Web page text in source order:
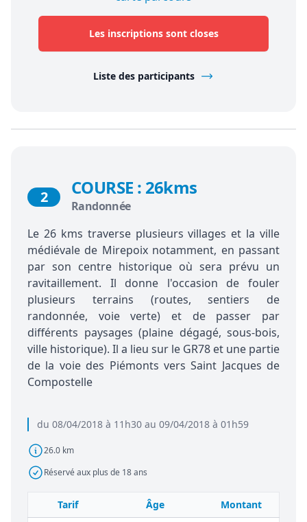
Les inscriptions sont closes
Liste des participants
du 08/04/2018 à 11h30 au 09/04/2018 à 01h59
26.0 km
Réservé aux plus de 18 ans
2 COURSE : 26kms
Randonnée
Le 26 kms traverse plusieurs villages et la ville
médiévale de Mirepoix notamment, en passant
par son centre historique où sera prévu un
ravitaillement. Il donne l'occasion de fouler
plusieurs terrains (routes, sentiers de
randonnée, voie verte) et de passer par
différents paysages (plaine dégagé, sous-bois,
ville historique). Il a lieu sur le GR78 et une partie
de la voie des Piémonts vers Saint Jacques de
Compostelle
Tarif Âge Montant